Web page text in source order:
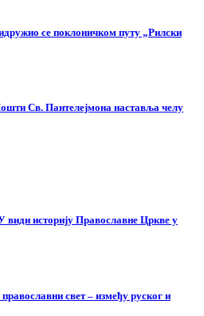
се поклоничком путу „Рилски
Св. Пантелејмона наставља челу
историју Православне Цркве у
свет – између руског и